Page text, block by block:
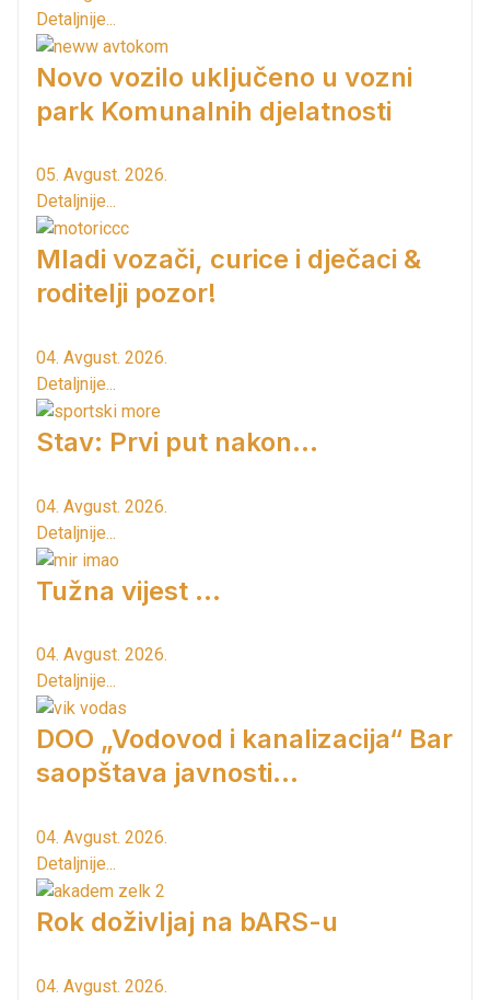
Detaljnije...
Novo vozilo uključeno u vozni
park Komunalnih djelatnosti
05. Avgust. 2026.
Detaljnije...
Mladi vozači, curice i dječaci &
roditelji pozor!
04. Avgust. 2026.
Detaljnije...
Stav: Prvi put nakon…
04. Avgust. 2026.
Detaljnije...
Tužna vijest ...
04. Avgust. 2026.
Detaljnije...
DOO „Vodovod i kanalizacija“ Bar
saopštava javnosti...
04. Avgust. 2026.
Detaljnije...
Rok doživljaj na bARS-u
04. Avgust. 2026.